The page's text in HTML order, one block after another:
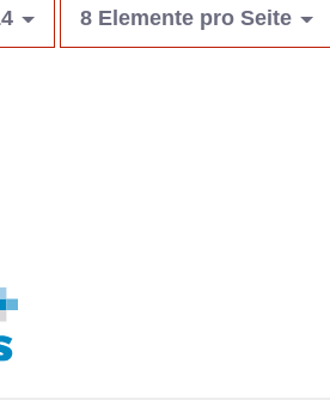
8 Elemente pro Seite